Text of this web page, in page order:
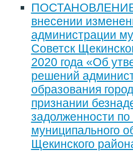
ПОСТАНОВЛЕНИЕ
внесении
администрации
Советск
2020 года «Об
решений
образования
признании
задолженности
муниципального
Щекинского